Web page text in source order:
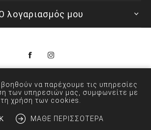
λογαριασμός μου
να παρέχουμε τις υπηρεσίες
των υπηρεσιών μας, συμφωνείτε με
τη χρήση των cookies.
ΜΆΘΕ ΠΕΡΙΣΣΌΤΕΡΑ